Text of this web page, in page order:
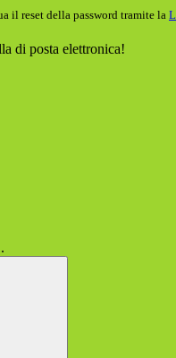
il reset della password tramite la
di posta elettronica!